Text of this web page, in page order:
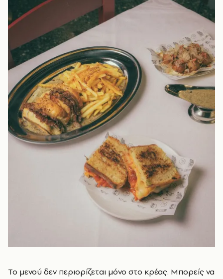
Το μενού δεν περιορίζεται μόνο στο κρέας. Μπορείς να